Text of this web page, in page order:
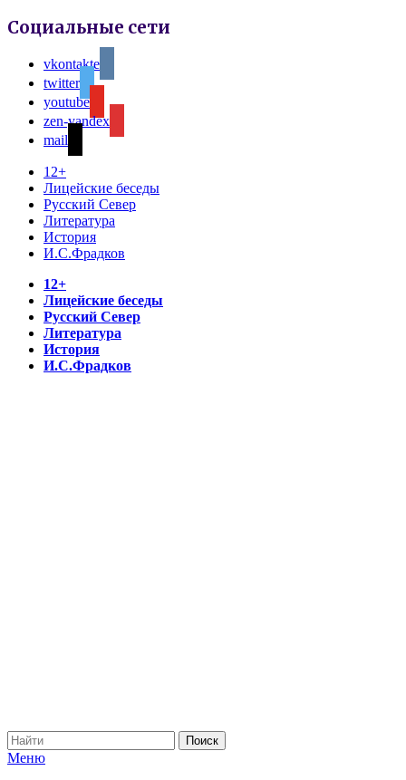
Социальные сети
vkontakte
twitter
youtube
zen-yandex
mail
12+
Лицейские беседы
Русский Север
Литература
История
И.С.Фрадков
12+
Лицейские беседы
Русский Север
Литература
История
И.С.Фрадков
Меню